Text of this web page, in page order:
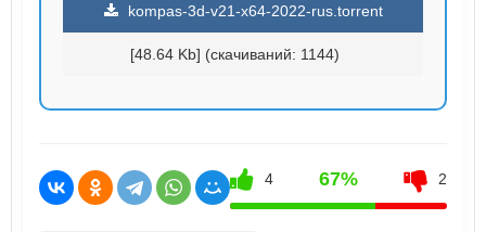
kompas-3d-v21-x64-2022-rus.torrent
[48.64 Kb] (cкачиваний: 1144)
4 67% 2